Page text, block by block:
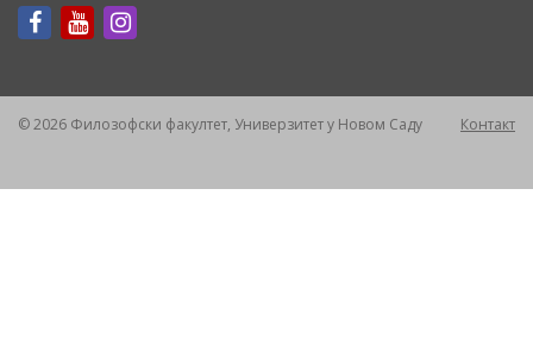
© 2026 Филозофски факултет, Универзитет у Новом Саду Контакт